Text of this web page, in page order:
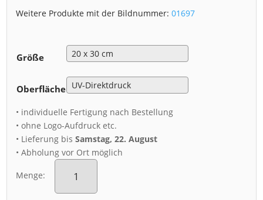
Weitere Produkte mit der Bildnummer:01697
Größe
Oberfläche
• individuelle Fertigung nach Bestellung
• ohne Logo-Aufdruck etc.
• Lieferung bisSamstag, 22. August
• Abholung vor Ort möglich
Menge:
Alu-
Dibond
Garnisonkirche